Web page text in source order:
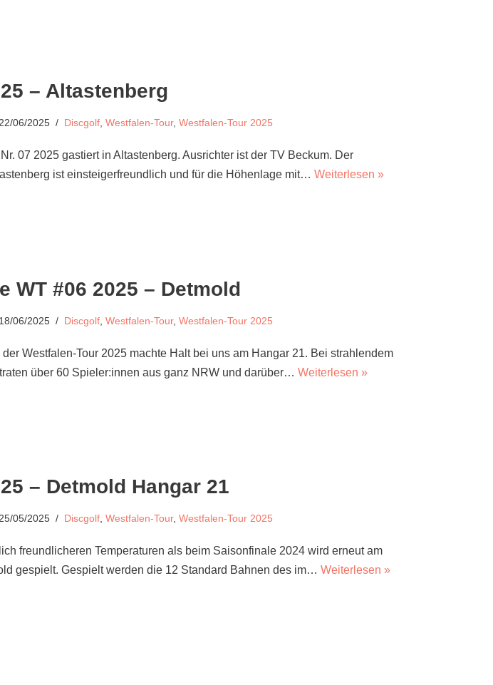
– Altastenberg
22/06/2025 Discgolf Westfalen-Tour, Westfalen-Tour 2025
07 2025 gastiert in Altastenberg. Ausrichter ist der TV Beckum. Der
ist einsteigerfreundlich und für die Höhenlage mit… Weiterlesen »
WT #06 2025 – Detmold
18/06/2025 Discgolf Westfalen-Tour, Westfalen-Tour 2025
Westfalen-Tour 2025 machte Halt bei uns am Hangar 21. Bei strahlendem
über 60 Spieler:innen aus ganz NRW und darüber… Weiterlesen »
– Detmold Hangar 21
05/2025 Discgolf, Westfalen-Tour, Westfalen-Tour 2025
freundlicheren Temperaturen als beim Saisonfinale 2024 wird erneut am
gespielt. Gespielt werden die 12 Standard Bahnen des im… Weiterlesen »